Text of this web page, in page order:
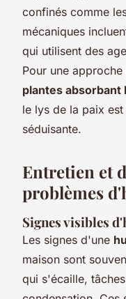
confinés comme
mécaniques
qui utilisent des
Pour une
plantes absorbant
le lys de la paix
séduisante.
Entretien et
problèmes
Signes visibles
Les signes d'une
maison sont
qui s'écaille,